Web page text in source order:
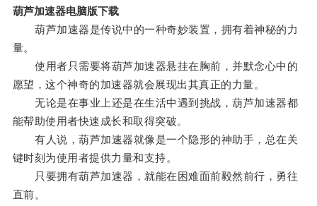
葫芦加速器电脑版下载
葫芦加速器是传说中的一种奇妙装置，拥有着神秘的力
量。
使用者只需要将葫芦加速器悬挂在胸前，并默念心中的
愿望，这个神奇的加速器就会展现出其真正的力量。
无论是在事业上还是在生活中遇到挑战，葫芦加速器都
能帮助使用者快速成长和取得突破。
有人说，葫芦加速器就像是一个隐形的神助手，总在关
键时刻为使用者提供力量和支持。
只要拥有葫芦加速器，就能在困难面前毅然前行，勇往
直前。